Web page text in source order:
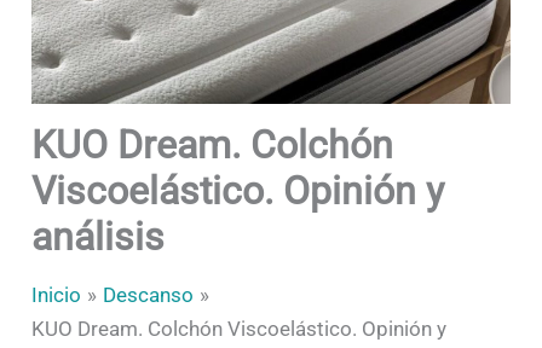
KUO Dream. Colchón
Viscoelástico. Opinión y
análisis
Inicio
Descanso
KUO Dream. Colchón Viscoelástico. Opinión y